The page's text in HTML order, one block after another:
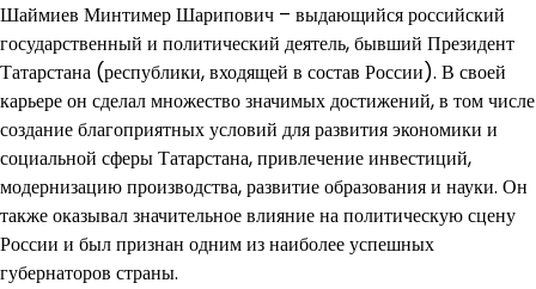
Шаймиев Минтимер Шарипович – выдающийся российский
государственный и политический деятель, бывший Президент
Татарстана (республики, входящей в состав России). В своей
карьере он сделал множество значимых достижений, в том числе
создание благоприятных условий для развития экономики и
социальной сферы Татарстана, привлечение инвестиций,
модернизацию производства, развитие образования и науки. Он
также оказывал значительное влияние на политическую сцену
России и был признан одним из наиболее успешных
губернаторов страны.